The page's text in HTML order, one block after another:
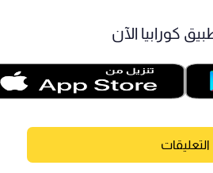
كورابيا الآن
التعليقات